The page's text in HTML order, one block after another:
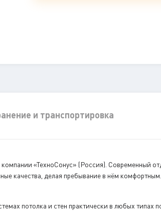
и транспортировка
«ТехноСонус» (Россия). Современный
качества, делая пребывание в нём комфортным.
потолка и стен практически в любых типах